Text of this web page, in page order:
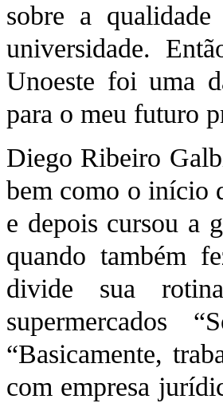
sobre a
universidade.
Unoeste foi uma
para o meu futuro
Diego Ribeiro
bem como o início
e depois cursou a
quando também
divide sua
supermercados
“Basicamente,
com empresa